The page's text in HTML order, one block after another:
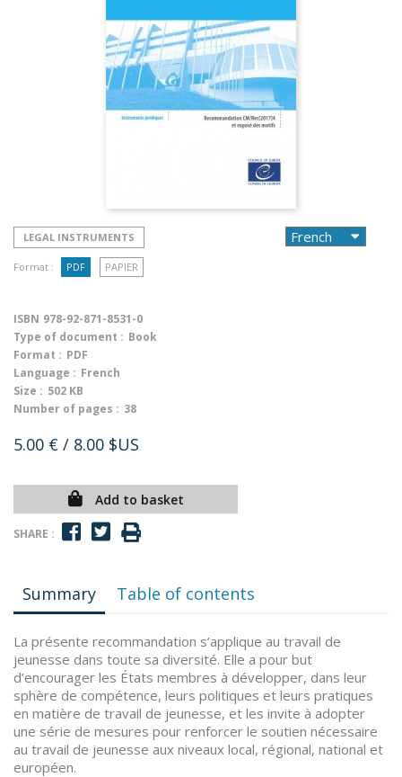
LEGAL INSTRUMENTS
Format : PDF PAPIER
ISBN 978-92-871-8531-0
Type of document : Book
Format : PDF
Language : French
Size : 502 KB
Number of pages : 38
5.00 € / 8.00 $US
Add to basket
SHARE :
Summary Table of contents
La présente recommandation s’applique au travail de
jeunesse dans toute sa diversité. Elle a pour but
d’encourager les États membres à développer, dans leur
sphère de compétence, leurs politiques et leurs pratiques
en matière de travail de jeunesse, et les invite à adopter
une série de mesures pour renforcer le soutien nécessaire
au travail de jeunesse aux niveaux local, régional, national et
européen.